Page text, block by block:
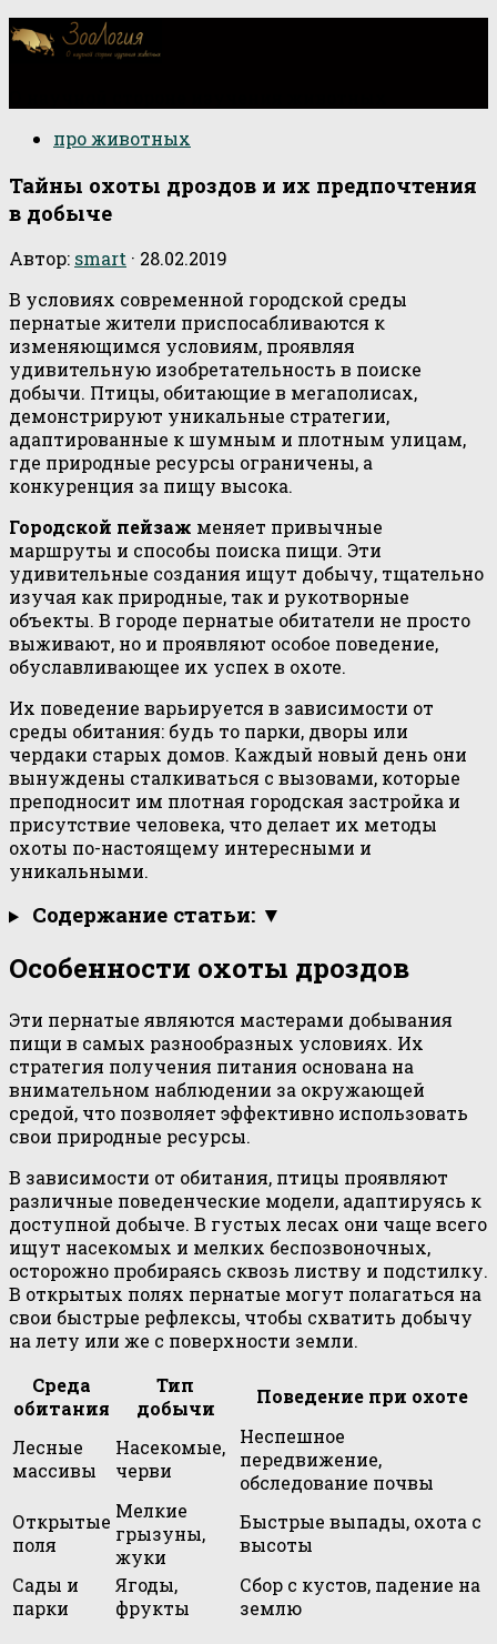
про животных
Тайны охоты дроздов и их предпочтения
в добыче
Автор: smart · 28.02.2019
В условиях современной городской среды
пернатые жители приспосабливаются к
изменяющимся условиям, проявляя
удивительную изобретательность в поиске
добычи. Птицы, обитающие в мегаполисах,
демонстрируют уникальные стратегии,
адаптированные к шумным и плотным улицам,
где природные ресурсы ограничены, а
конкуренция за пищу высока.
Городской пейзаж меняет привычные
маршруты и способы поиска пищи. Эти
удивительные создания ищут добычу, тщательно
изучая как природные, так и рукотворные
объекты. В городе пернатые обитатели не просто
выживают, но и проявляют особое поведение,
обуславливающее их успех в охоте.
Их поведение варьируется в зависимости от
среды обитания: будь то парки, дворы или
чердаки старых домов. Каждый новый день они
вынуждены сталкиваться с вызовами, которые
преподносит им плотная городская застройка и
присутствие человека, что делает их методы
охоты по-настоящему интересными и
уникальными.
Содержание статьи: ▼
Особенности охоты дроздов
Эти пернатые являются мастерами добывания
пищи в самых разнообразных условиях. Их
стратегия получения питания основана на
внимательном наблюдении за окружающей
средой, что позволяет эффективно использовать
свои природные ресурсы.
В зависимости от обитания, птицы проявляют
различные поведенческие модели, адаптируясь к
доступной добыче. В густых лесах они чаще всего
ищут насекомых и мелких беспозвоночных,
осторожно пробираясь сквозь листву и подстилку.
В открытых полях пернатые могут полагаться на
свои быстрые рефлексы, чтобы схватить добычу
на лету или же с поверхности земли.
Среда
обитания
Тип
добычи
Поведение при охоте
Лесные
массивы
Насекомые,
черви
Неспешное
передвижение,
обследование почвы
Открытые
поля
Мелкие
грызуны,
жуки
Быстрые выпады, охота с
высоты
Сады и
парки
Ягоды,
фрукты
Сбор с кустов, падение на
землю